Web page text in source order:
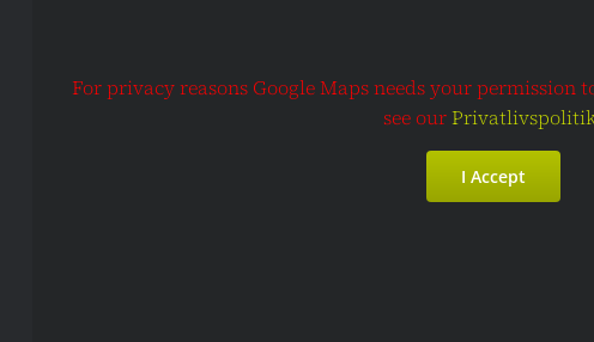
For privacy reasons Google Maps needs your permission
see our
I Accept